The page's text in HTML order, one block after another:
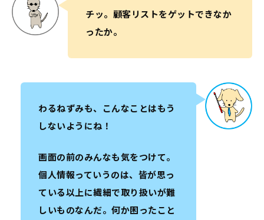
チッ。顧客リストをゲットできなか
ったか。
わるねずみも、こんなことはもう
しないようにね！
画面の前のみんなも気をつけて。
個人情報っていうのは、皆が思っ
ている以上に繊細で取り扱いが難
しいものなんだ。何か困ったこと